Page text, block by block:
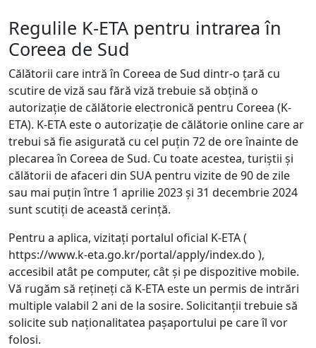
Regulile K-ETA pentru intrarea în
Coreea de Sud
Călătorii care intră în Coreea de Sud dintr-o țară cu
scutire de viză sau fără viză trebuie să obțină o
autorizație de călătorie electronică pentru Coreea (K-
ETA). K-ETA este o autorizație de călătorie online care ar
trebui să fie asigurată cu cel puțin 72 de ore înainte de
plecarea în Coreea de Sud. Cu toate acestea, turiștii și
călătorii de afaceri din SUA pentru vizite de 90 de zile
sau mai puțin între 1 aprilie 2023 și 31 decembrie 2024
sunt scutiți de această cerință.
Pentru a aplica, vizitați portalul oficial K-ETA (
https://www.k-eta.go.kr/portal/apply/index.do ),
accesibil atât pe computer, cât și pe dispozitive mobile.
Vă rugăm să rețineți că K-ETA este un permis de intrări
multiple valabil 2 ani de la sosire. Solicitanții trebuie să
solicite sub naționalitatea pașaportului pe care îl vor
folosi.